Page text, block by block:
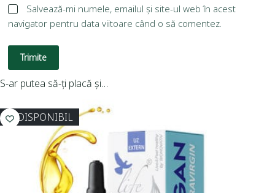
Salvează-mi numele, emailul și site-ul web în acest
navigator pentru data viitoare când o să comentez.
Trimite
S-ar putea să-ți placă și…
INDISPONIBIL